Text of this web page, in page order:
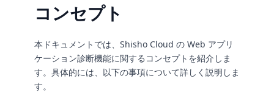
コンセプト
本ドキュメントでは、Shisho Cloud の Web アプリ
ケーション診断機能に関するコンセプトを紹介しま
す。具体的には、以下の事項について詳しく説明しま
す。